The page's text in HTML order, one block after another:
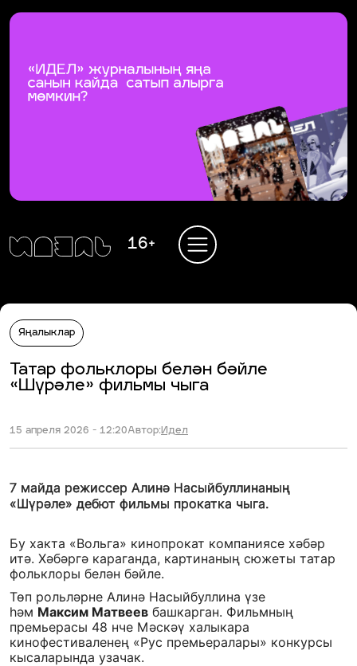
16+
Яңалыклар
Татар фольклоры белән бәйле
«Шүрәле» фильмы чыга
15 апреля 2026 - 12:20Автор:Идел
7 майда режиссер Алинә Насыйбуллинаның
«Шүрәле» дебют фильмы прокатка чыга.
Бу хакта «Вольга» кинопрокат компаниясе хәбәр
итә. Хәбәргә караганда, картинаның сюжеты татар
фольклоры белән бәйле.
Төп рольләрне Алинә Насыйбуллина үзе
һәм Максим Матвеев башкарган. Фильмның
премьерасы 48 нче Мәскәү халыкара
кинофестиваленең «Рус премьералары» конкурсы
кысаларында узачак.